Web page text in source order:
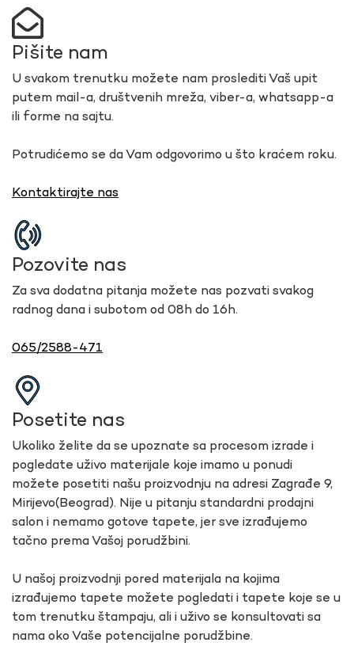
Pišite nam
U svakom trenutku možete nam proslediti Vaš upit
putem mail-a, društvenih mreža, viber-a, whatsapp-a
ili forme na sajtu.
Potrudićemo se da Vam odgovorimo u što kraćem roku.
Kontaktirajte nas
Pozovite nas
Za sva dodatna pitanja možete nas pozvati svakog
radnog dana i subotom od 08h do 16h.
065/2588-471
Posetite nas
Ukoliko želite da se upoznate sa procesom izrade i
pogledate uživo materijale koje imamo u ponudi
možete posetiti našu proizvodnju na adresi Zagrađe 9,
Mirijevo(Beograd). Nije u pitanju standardni prodajni
salon i nemamo gotove tapete, jer sve izrađujemo
tačno prema Vašoj porudžbini.
U našoj proizvodnji pored materijala na kojima
izrađujemo tapete možete pogledati i tapete koje se u
tom trenutku štampaju, ali i uživo se konsultovati sa
nama oko Vaše potencijalne porudžbine.